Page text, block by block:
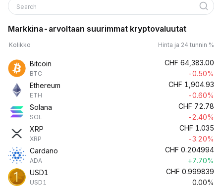
Search
Markkina-arvoltaan suurimmat kryptovaluutat
Kolikko Hinta ja 24 tunnin %
Bitcoin
BTC
CHF 64,383.00
-0.50%
Ethereum
ETH
CHF 1,904.93
-0.60%
Solana
SOL
CHF 72.78
-2.40%
XRP
XRP
CHF 1.035
-3.20%
Cardano
ADA
CHF 0.204994
+7.70%
USD1
USD1
CHF 0.999839
0.00%